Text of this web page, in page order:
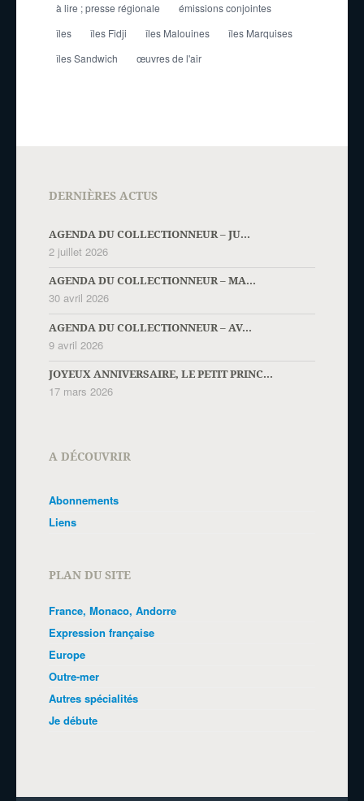
à lire ; presse régionale
émissions conjointes
îles
îles Fidji îles Malouines
îles Marquises
îles Sandwich
œuvres de l'air
DERNIÈRES ACTUS
AGENDA DU COLLECTIONNEUR – JU...
2 juillet 2026
AGENDA DU COLLECTIONNEUR – MA...
30 avril 2026
AGENDA DU COLLECTIONNEUR – AV...
9 avril 2026
JOYEUX ANNIVERSAIRE, LE PETIT PRINC...
17 mars 2026
A DÉCOUVRIR
Abonnements
Liens
PLAN DU SITE
France, Monaco, Andorre
Expression française
Europe
Outre-mer
Autres spécialités
Je débute